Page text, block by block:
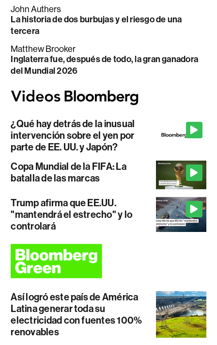
John Authers
La historia de dos burbujas y el riesgo de una
tercera
Matthew Brooker
Inglaterra fue, después de todo, la gran ganadora
del Mundial 2026
¿Qué hay detrás de la inusual
intervención sobre el yen por
parte de EE. UU. y Japón?
Copa Mundial de la FIFA: La
batalla de las marcas
Trump afirma que EE.UU.
"mantendrá el estrecho" y lo
controlará
Así logró este país de América
Latina generar toda su
electricidad con fuentes 100%
renovables